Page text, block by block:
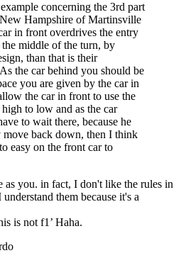
concerning the 3rd part
Hampshire of Martinsville
in front overdrives the entry
middle of the turn, by
than that is their
the car behind you should be
you are given by the car in
the car in front to use the
to low and as the car
to wait there, because he
back down, then I think
easy on the front car to
as you. in fact, I don't like the rules in
them because it's a
is not f1’ Haha.